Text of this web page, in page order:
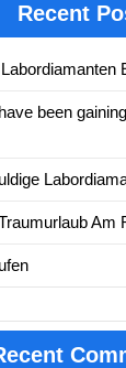
Recent
been
Am